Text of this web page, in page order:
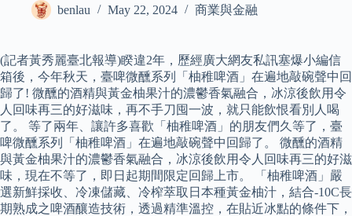
benlau May 22, 2024 商業與金融
(記者黃秀麗臺北報導)睽違2年，歷經廣大網友私訊塞爆小編信
箱後，今年秋天，臺啤微醺系列「柚稚啤酒」在遍地敲碗聲中回
歸了! 微醺的酒精與黃金柚果汁的濃鬱香氣融合，冰涼後飲用令
人回味再三的好滋味，再不手刀囤一波，就只能飲恨看別人喝
了。 等了兩年、讓許多喜歡「柚稚啤酒」的朋友們久等了，臺
啤微醺系列「柚稚啤酒」在遍地敲碗聲中回歸了。 微醺的酒精
與黃金柚果汁的濃鬱香氣融合，冰涼後飲用令人回味再三的好滋
味，現在不等了，即日起期間限定回歸上市。 「柚稚啤酒」嚴
選新鮮採收、冷凍儲藏、冷榨萃取日本種黃金柚汁，結合-10C長
期熟成之啤酒釀造技術，透過精準溫控，在貼近冰點的條件下，